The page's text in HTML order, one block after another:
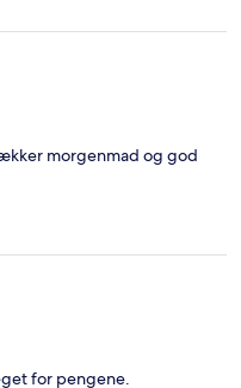
morgenmad og god
for pengene.